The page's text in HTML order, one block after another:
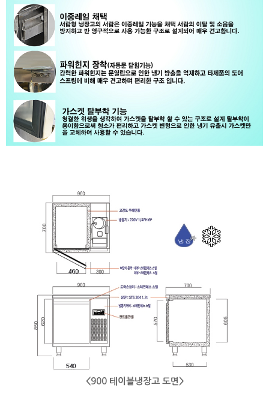
<900 테이블냉장고 도면>